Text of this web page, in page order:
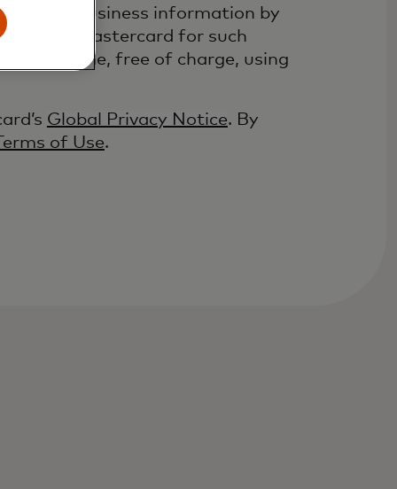
topical business information by
by Mastercard for such
any time, free of charge, using
Global Privacy Notice. By
of Use.